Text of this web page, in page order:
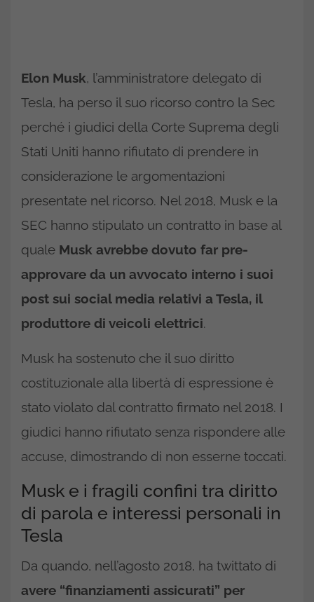
Elon Musk, l’amministratore delegato di
Tesla, ha perso il suo ricorso contro la Sec
perché i giudici della Corte Suprema degli
Stati Uniti hanno rifiutato di prendere in
considerazione le argomentazioni
presentate nel ricorso. Nel 2018, Musk e la
SEC hanno stipulato un contratto in base al
quale Musk avrebbe dovuto far pre-
approvare da un avvocato interno i suoi
post sui social media relativi a Tesla, il
produttore di veicoli elettrici.
Musk ha sostenuto che il suo diritto
costituzionale alla libertà di espressione è
stato violato dal contratto firmato nel 2018. I
giudici hanno rifiutato senza rispondere alle
accuse, dimostrando di non esserne toccati.
Musk e i fragili confini tra diritto
di parola e interessi personali in
Tesla
Da quando, nell’agosto 2018, ha twittato di
avere “finanziamenti assicurati” per